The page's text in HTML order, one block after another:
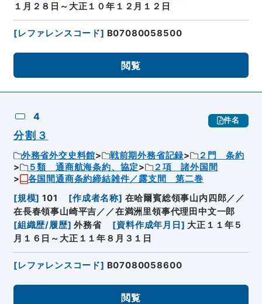
１月２８日～大正１０年１２月１２日
[レファレンスコード] B07080058500
閲覧
4 件名
分割３
外務省外交史料館 戦前期外務省記録
２門 条約
５類 通商航海条約、協定
２項 諸外国間
各国間通商条約締結雑件／露支間 第二巻
[規模] 101 [作成者名称] 在哈爾賓総領事山内四郎／／
在長春領事山崎平吉／／在満洲里領事代理田中文一郎
[組織歴/履歴] 外務省 [資料作成年月日 ] 大正１１年５
月１６日～大正１１年８月３１日
[レファレンスコード] B07080058600
閲覧